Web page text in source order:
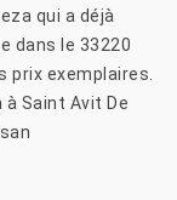
qui a déjà
dans le 33220
exemplaires.
Saint Avit De